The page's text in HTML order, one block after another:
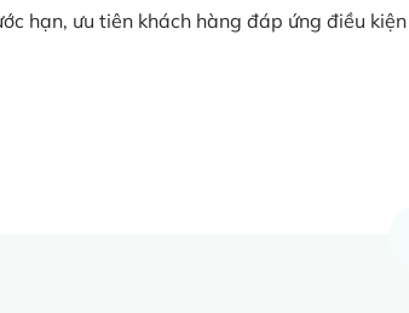
hạn, ưu tiên khách hàng đáp ứng điều